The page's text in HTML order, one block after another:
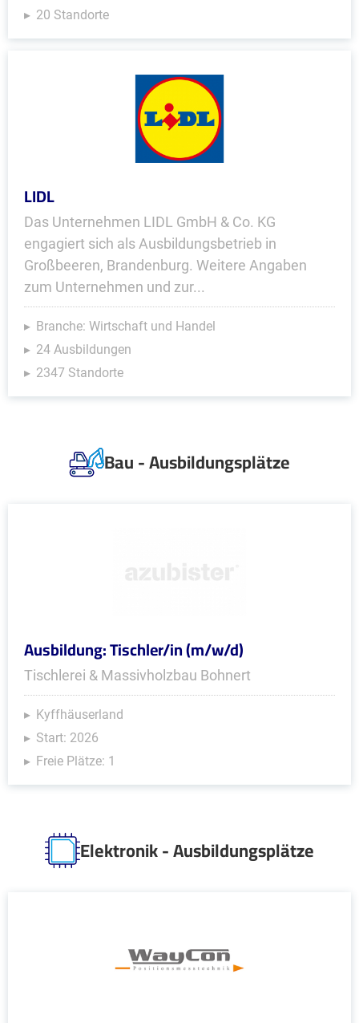
20 Standorte
LIDL
Das Unternehmen LIDL GmbH & Co. KG
engagiert sich als Ausbildungsbetrieb in
Großbeeren, Brandenburg. Weitere Angaben
zum Unternehmen und zur...
Branche: Wirtschaft und Handel
24 Ausbildungen
2347 Standorte
Bau - Ausbildungsplätze
Ausbildung: Tischler/in (m/w/d)
Tischlerei & Massivholzbau Bohnert
Kyffhäuserland
Start: 2026
Freie Plätze: 1
Elektronik - Ausbildungsplätze